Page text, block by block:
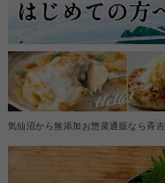
気仙沼から無添加お惣菜通販なら斉吉